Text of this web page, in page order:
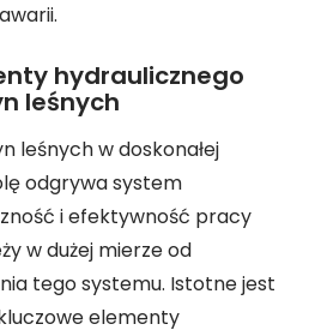
hydraulicznego
leśnych
leśnych w doskonałej
odgrywa system
i efektywność pracy
w dużej mierze od
tego systemu. Istotne jest
elementy